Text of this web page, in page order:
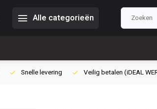
Alle categorieën
Snelle levering Veilig betalen (iDEAL